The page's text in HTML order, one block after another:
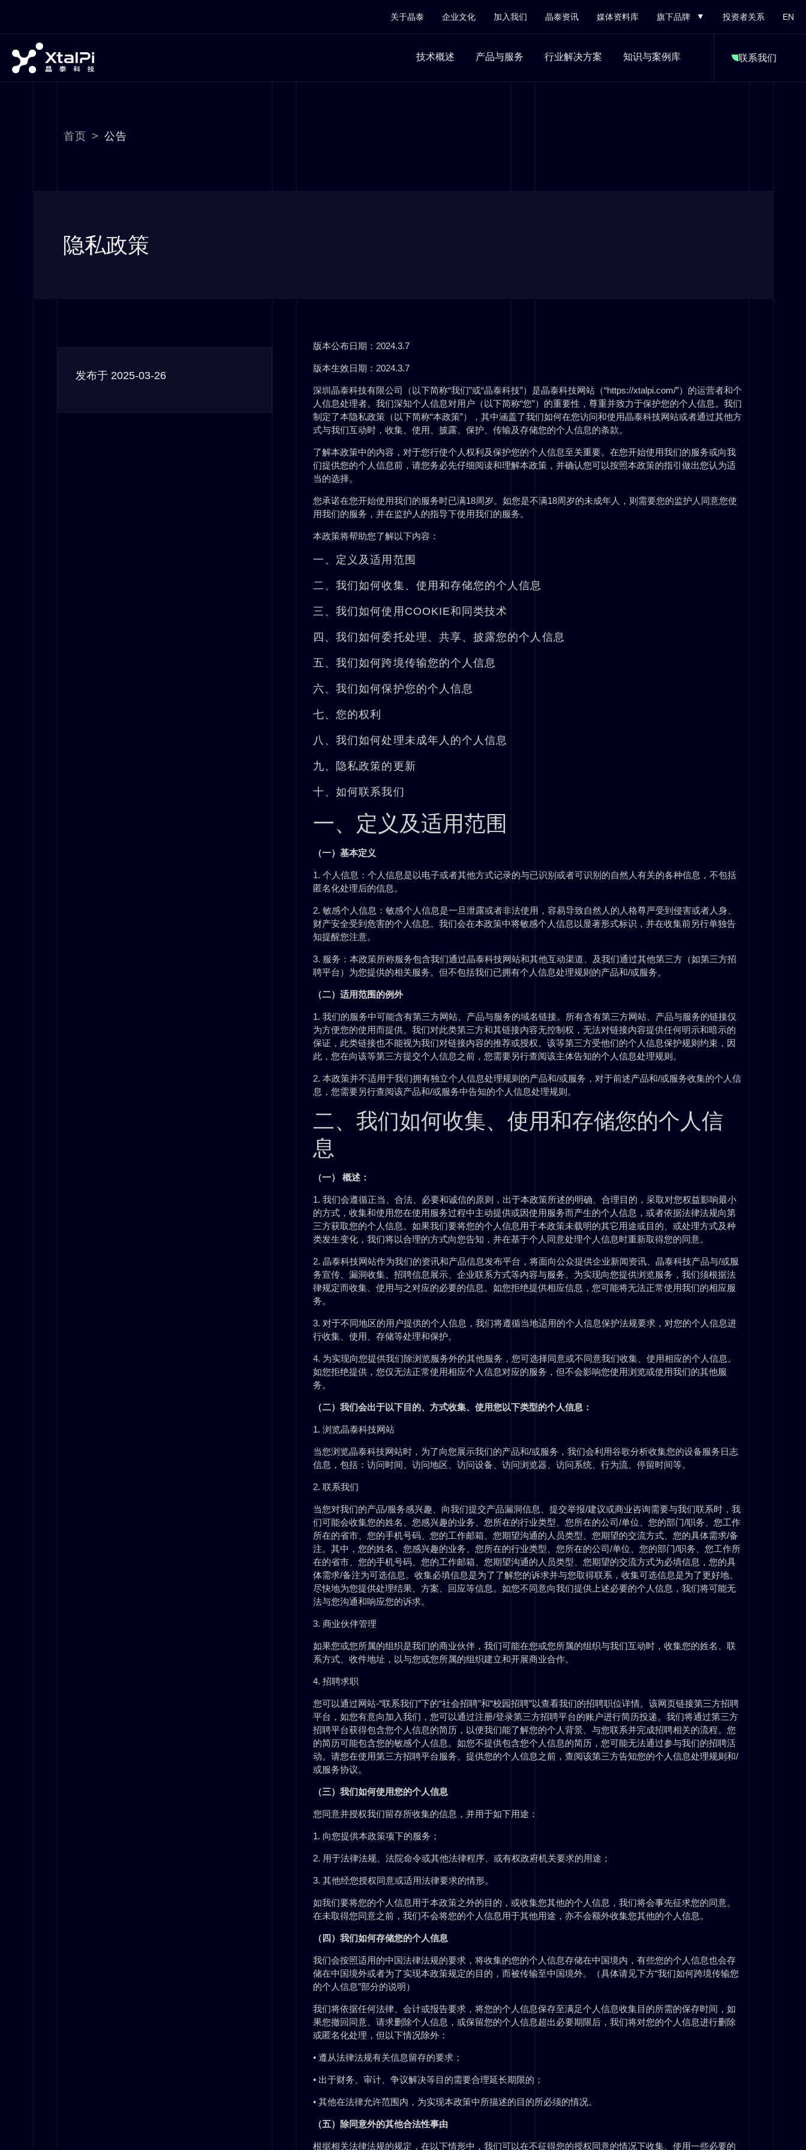
关于晶泰 企业文化 加入我们 晶泰资讯 媒体资料库 旗下品牌 投资者关系 EN
技术概述 产品与服务 行业解决方案 知识与案例库 联系我们
首页 > 公告
隐私政策
发布于 2025-03-26
版本公布日期：2024.3.7
版本生效日期：2024.3.7
深圳晶泰科技有限公司（以下简称“我们”或“晶泰科技”）是晶泰科技网站（“https://xtalpi.com/”）的运营者和个
人信息处理者。我们深知个人信息对用户（以下简称“您”）的重要性，尊重并致力于保护您的个人信息。我们
制定了本隐私政策（以下简称“本政策”），其中涵盖了我们如何在您访问和使用晶泰科技网站或者通过其他方
式与我们互动时，收集、使用、披露、保护、传输及存储您的个人信息的条款。
了解本政策中的内容，对于您行使个人权利及保护您的个人信息至关重要。在您开始使用我们的服务或向我
们提供您的个人信息前，请您务必先仔细阅读和理解本政策，并确认您可以按照本政策的指引做出您认为适
当的选择。
您承诺在您开始使用我们的服务时已满18周岁。如您是不满18周岁的未成年人，则需要您的监护人同意您使
用我们的服务，并在监护人的指导下使用我们的服务。
本政策将帮助您了解以下内容：
一、定义及适用范围
二、我们如何收集、使用和存储您的个人信息
三、我们如何使用COOKIE和同类技术
四、我们如何委托处理、共享、披露您的个人信息
五、我们如何跨境传输您的个人信息
六、我们如何保护您的个人信息
七、您的权利
八、我们如何处理未成年人的个人信息
九、隐私政策的更新
十、如何联系我们
一、定义及适用范围
（一）基本定义
1. 个人信息：个人信息是以电子或者其他方式记录的与已识别或者可识别的自然人有关的各种信息，不包括
匿名化处理后的信息。
2. 敏感个人信息：敏感个人信息是一旦泄露或者非法使用，容易导致自然人的人格尊严受到侵害或者人身、
财产安全受到危害的个人信息。我们会在本政策中将敏感个人信息以显著形式标识，并在收集前另行单独告
知提醒您注意。
3. 服务：本政策所称服务包含我们通过晶泰科技网站和其他互动渠道、及我们通过其他第三方（如第三方招
聘平台）为您提供的相关服务。但不包括我们已拥有个人信息处理规则的产品和/或服务。
（二）适用范围的例外
1. 我们的服务中可能含有第三方网站、产品与服务的域名链接。所有含有第三方网站、产品与服务的链接仅
为方便您的使用而提供。我们对此类第三方和其链接内容无控制权，无法对链接内容提供任何明示和暗示的
保证，此类链接也不能视为我们对链接内容的推荐或授权。该等第三方受他们的个人信息保护规则约束，因
此，您在向该等第三方提交个人信息之前，您需要另行查阅该主体告知的个人信息处理规则。
2. 本政策并不适用于我们拥有独立个人信息处理规则的产品和/或服务，对于前述产品和/或服务收集的个人信
息，您需要另行查阅该产品和/或服务中告知的个人信息处理规则。
二、我们如何收集、使用和存储您的个人信
息
（一） 概述：
1. 我们会遵循正当、合法、必要和诚信的原则，出于本政策所述的明确、合理目的，采取对您权益影响最小
的方式，收集和使用您在使用服务过程中主动提供或因使用服务而产生的个人信息，或者依据法律法规向第
三方获取您的个人信息。如果我们要将您的个人信息用于本政策未载明的其它用途或目的、或处理方式及种
类发生变化，我们将以合理的方式向您告知，并在基于个人同意处理个人信息时重新取得您的同意。
2. 晶泰科技网站作为我们的资讯和产品信息发布平台，将面向公众提供企业新闻资讯、晶泰科技产品与/或服
务宣传、漏洞收集、招聘信息展示、企业联系方式等内容与服务。为实现向您提供浏览服务，我们须根据法
律规定而收集、使用与之对应的必要的信息。如您拒绝提供相应信息，您可能将无法正常使用我们的相应服
务。
3. 对于不同地区的用户提供的个人信息，我们将遵循当地适用的个人信息保护法规要求，对您的个人信息进
行收集、使用、存储等处理和保护。
4. 为实现向您提供我们除浏览服务外的其他服务，您可选择同意或不同意我们收集、使用相应的个人信息。
如您拒绝提供，您仅无法正常使用相应个人信息对应的服务，但不会影响您使用浏览或使用我们的其他服
务。
（二）我们会出于以下目的、方式收集、使用您以下类型的个人信息：
1. 浏览晶泰科技网站
当您浏览晶泰科技网站时，为了向您展示我们的产品和/或服务，我们会利用谷歌分析收集您的设备服务日志
信息，包括：访问时间、访问地区、访问设备、访问浏览器、访问系统、行为流、停留时间等。
2. 联系我们
当您对我们的产品/服务感兴趣、向我们提交产品漏洞信息、提交举报/建议或商业咨询需要与我们联系时，我
们可能会收集您的姓名、您感兴趣的业务、您所在的行业类型、您所在的公司/单位、您的部门/职务、您工作
所在的省市、您的手机号码、您的工作邮箱、您期望沟通的人员类型、您期望的交流方式、您的具体需求/备
注。其中，您的姓名、您感兴趣的业务、您所在的行业类型、您所在的公司/单位、您的部门/职务、您工作所
在的省市、您的手机号码、您的工作邮箱、您期望沟通的人员类型、您期望的交流方式为必填信息，您的具
体需求/备注为可选信息。收集必填信息是为了了解您的诉求并与您取得联系，收集可选信息是为了更好地、
尽快地为您提供处理结果、方案、回应等信息。如您不同意向我们提供上述必要的个人信息，我们将可能无
法与您沟通和响应您的诉求。
3. 商业伙伴管理
如果您或您所属的组织是我们的商业伙伴，我们可能在您或您所属的组织与我们互动时，收集您的姓名、联
系方式、收件地址，以与您或您所属的组织建立和开展商业合作。
4. 招聘求职
您可以通过网站-“联系我们”下的“社会招聘”和“校园招聘”以查看我们的招聘职位详情。该网页链接第三方招聘
平台，如您有意向加入我们，您可以通过注册/登录第三方招聘平台的账户进行简历投递。我们将通过第三方
招聘平台获得包含您个人信息的简历，以便我们能了解您的个人背景、与您联系并完成招聘相关的流程。您
的简历可能包含您的敏感个人信息。如您不提供包含您个人信息的简历，您可能无法通过参与我们的招聘活
动。请您在使用第三方招聘平台服务、提供您的个人信息之前，查阅该第三方告知您的个人信息处理规则和/
或服务协议。
（三）我们如何使用您的个人信息
您同意并授权我们留存所收集的信息，并用于如下用途：
1. 向您提供本政策项下的服务；
2. 用于法律法规、法院命令或其他法律程序、或有权政府机关要求的用途；
3. 其他经您授权同意或适用法律要求的情形。
如我们要将您的个人信息用于本政策之外的目的，或收集您其他的个人信息，我们将会事先征求您的同意。
在未取得您同意之前，我们不会将您的个人信息用于其他用途，亦不会额外收集您其他的个人信息。
（四）我们如何存储您的个人信息
我们会按照适用的中国法律法规的要求，将收集的您的个人信息存储在中国境内，有些您的个人信息也会存
储在中国境外或者为了实现本政策规定的目的，而被传输至中国境外。（具体请见下方“我们如何跨境传输您
的个人信息”部分的说明）
我们将依据任何法律、会计或报告要求，将您的个人信息保存至满足个人信息收集目的所需的保存时间，如
果您撤回同意、请求删除个人信息，或保留您的个人信息超出必要期限后，我们将对您的个人信息进行删除
或匿名化处理，但以下情况除外：
• 遵从法律法规有关信息留存的要求；
• 出于财务、审计、争议解决等目的需要合理延长期限的；
• 其他在法律允许范围内，为实现本政策中所描述的目的所必须的情况。
（五）除同意外的其他合法性事由
根据相关法律法规的规定，在以下情形中，我们可以在不征得您的授权同意的情况下收集、使用一些必要的